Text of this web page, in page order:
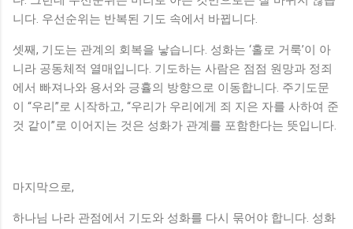
니다. 우선순위는 반복된 기도 속에서 바뀝니다.
셋째, 기도는 관계의 회복을 낳습니다. 성화는 ‘홀로 거룩’이 아
니라 공동체적 열매입니다. 기도하는 사람은 점점 원망과 정죄
에서 빠져나와 용서와 긍휼의 방향으로 이동합니다. 주기도문
이 “우리”로 시작하고, “우리가 우리에게 죄 지은 자를 사하여 준
것 같이”로 이어지는 것은 성화가 관계를 포함한다는 뜻입니다.
마지막으로,
하나님 나라 관점에서 기도와 성화를 다시 묶어야 합니다. 성화